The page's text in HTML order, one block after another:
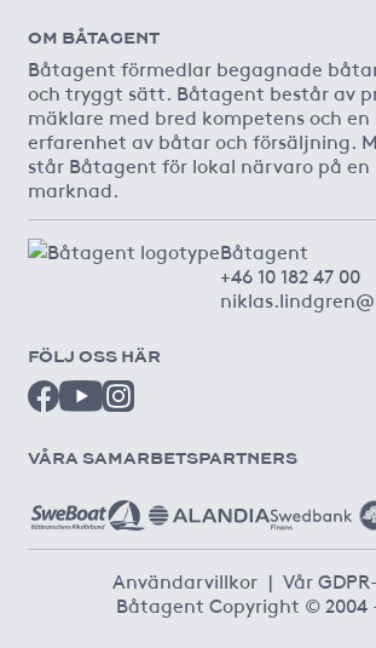
OM BÅTAGENT
Båtagent förmedlar begagnade
och tryggt sätt. Båtagent består av
mäklare med bred kompetens och
erfarenhet av båtar och försäljning.
står Båtagent för lokal närvaro på
marknad.
Båtagent
+46 10 182 47 00
FÖLJ OSS HÄR
VÅRA SAMARBETSPARTNERS
Användarvillkor | Vår
Båtagent Copyright © 2004